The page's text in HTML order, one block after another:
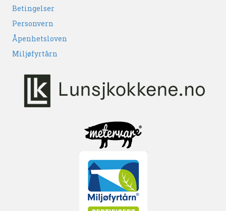
Betingelser
Personvern
Åpenhetsloven
Miljøfyrtårn